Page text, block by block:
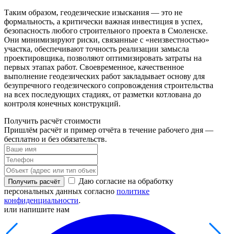
Таким образом, геодезические изыскания — это не
формальность, а критически важная инвестиция в успех,
безопасность любого строительного проекта в Смоленске.
Они минимизируют риски, связанные с «неизвестностью»
участка, обеспечивают точность реализации замысла
проектировщика, позволяют оптимизировать затраты на
первых этапах работ. Своевременное, качественное
выполнение геодезических работ закладывает основу для
безупречного геодезического сопровождения строительства
на всех последующих стадиях, от разметки котлована до
контроля конечных конструкций.
Получить расчёт стоимости
Пришлём расчёт и пример отчёта в течение рабочего дня —
бесплатно и без обязательств.
Получить расчёт
Даю согласие на обработку
персональных данных согласно политике
конфиденциальности.
или напишите нам